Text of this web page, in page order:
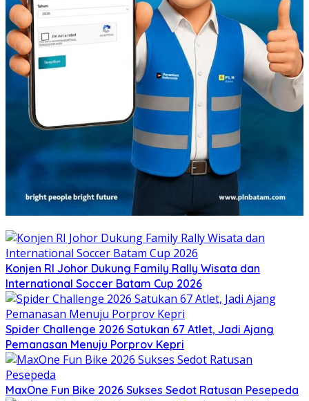
Konjen RI Johor Dukung Family Rally Wisata dan
International Soccer Batam Cup 2026
Spider Challenge 2026 Satukan 67 Atlet, Jadi Ajang
Pemanasan Menuju Porprov Kepri
MaxOne Fun Bike 2026 Sukses Sedot Ratusan Pesepeda